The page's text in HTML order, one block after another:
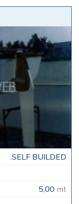
.SELF BUILDED
5,00 mt